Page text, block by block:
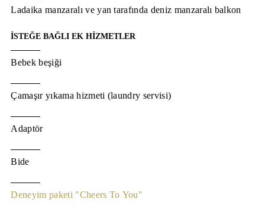
Ladaika manzaralı ve yan tarafında deniz manzaralı balkon
İSTEĞE BAĞLI EK HİZMETLER
Bebek beşiği
Çamaşır yıkama hizmeti (laundry servisi)
Adaptör
Bide
Deneyim paketi "Cheers To You"